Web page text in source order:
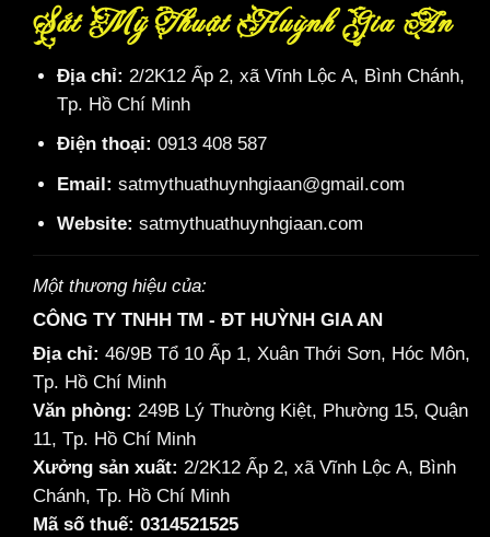
Sắt Mỹ Thuật Huỳnh Gia An
Địa chỉ: 2/2K12 Ấp 2, xã Vĩnh Lộc A, Bình Chánh,
Tp. Hồ Chí Minh
Điện thoại: 0913 408 587
Email: satmythuathuynhgiaan@gmail.com
Website: satmythuathuynhgiaan.com
Một thương hiệu của:
CÔNG TY TNHH TM - ĐT HUỲNH GIA AN
Địa chỉ: 46/9B Tổ 10 Ấp 1, Xuân Thới Sơn, Hóc Môn,
Tp. Hồ Chí Minh
Văn phòng: 249B Lý Thường Kiệt, Phường 15, Quận
11, Tp. Hồ Chí Minh
Xưởng sản xuất: 2/2K12 Ấp 2, xã Vĩnh Lộc A, Bình
Chánh, Tp. Hồ Chí Minh
Mã số thuế: 0314521525